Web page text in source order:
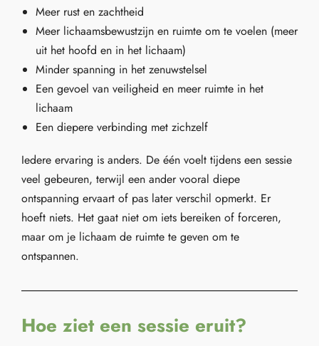
Meer rust en zachtheid
Meer lichaamsbewustzijn en ruimte om te voelen (meer
uit het hoofd en in het lichaam)
Minder spanning in het zenuwstelsel
Een gevoel van veiligheid en meer ruimte in het
lichaam
Een diepere verbinding met zichzelf
Iedere ervaring is anders. De één voelt tijdens een sessie
veel gebeuren, terwijl een ander vooral diepe
ontspanning ervaart of pas later verschil opmerkt. Er
hoeft niets. Het gaat niet om iets bereiken of forceren,
maar om je lichaam de ruimte te geven om te
ontspannen.
Hoe ziet een sessie eruit?